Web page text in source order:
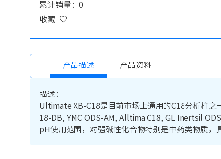
累计销量：0
收藏
产品描述 产品资料
描述：
Ultimate XB-C18是目前市场上通用的C18分析柱
18-DB, YMC ODS-AM, Alltima C18, GL Inertsil
pH使用范围，对强碱性化合物特别是中药类物质，